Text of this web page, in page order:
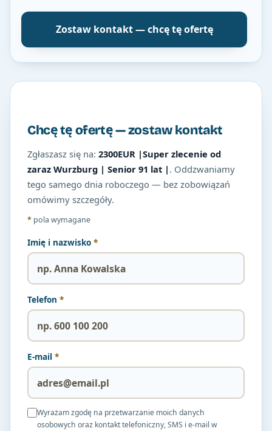
Zostaw kontakt — chcę tę ofertę
Chcę tę ofertę — zostaw kontakt
Zgłaszasz się na: 2300EUR |Super zlecenie od
zaraz Wurzburg | Senior 91 lat | . Oddzwaniamy
tego samego dnia roboczego — bez zobowiązań
omówimy szczegóły.
* pola wymagane
Imię i nazwisko *
Telefon *
E-mail *
Wyrażam zgodę na przetwarzanie moich danych
osobowych oraz kontakt telefoniczny, SMS i e-mail w